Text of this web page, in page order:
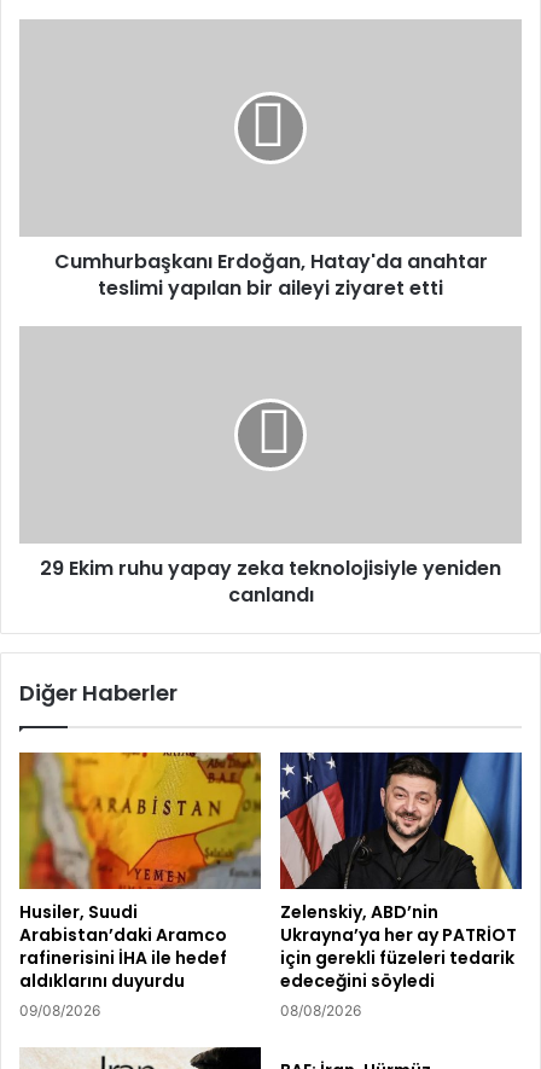
Cumhurbaşkanı Erdoğan, Hatay'da anahtar
teslimi yapılan bir aileyi ziyaret etti
29 Ekim ruhu yapay zeka teknolojisiyle yeniden
canlandı
Diğer Haberler
Husiler, Suudi
Arabistan’daki Aramco
rafinerisini İHA ile hedef
aldıklarını duyurdu
09/08/2026
Zelenskiy, ABD’nin
Ukrayna’ya her ay PATRİOT
için gerekli füzeleri tedarik
edeceğini söyledi
08/08/2026